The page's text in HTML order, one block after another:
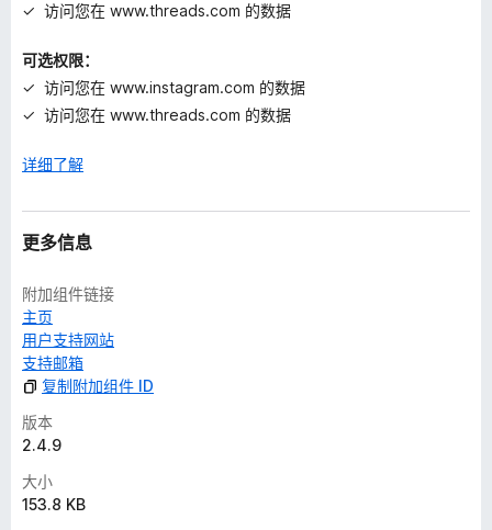
访问您在 www.threads.com 的数据
可选权限：
访问您在 www.instagram.com 的数据
访问您在 www.threads.com 的数据
详细了解
更多信息
附加组件链接
主页
用户支持网站
支持邮箱
复制附加组件 ID
版本
2.4.9
大小
153.8 KB